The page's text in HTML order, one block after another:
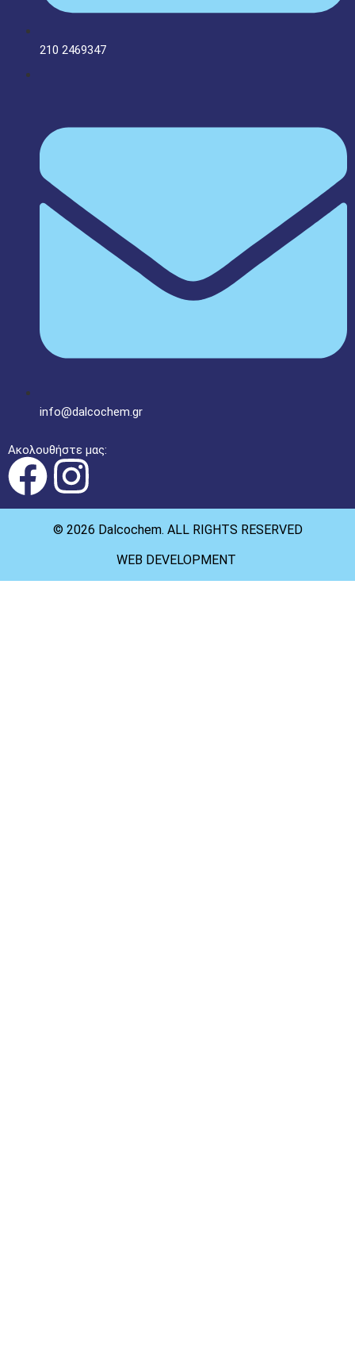
210 2469347
info@dalcochem.gr
Ακολουθήστε μας:
© 2026 Dalcochem. ALL RIGHTS RESERVED
WEB DEVELOPMENT